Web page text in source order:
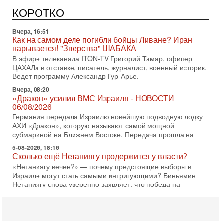
КОРОТКО
АХИ «Дракон» (Drakon), которая уже стала самой дорогой
субмариной в истории ЦАХАЛ. Но почему её
Вчера, 16:51
Как на самом деле погибли бойцы Ливане? Иран
нарывается! "Зверства" ШАБАКА
В эфире телеканала ITON-TV Григорий Тамар, офицер
ЦАХАЛа в отставке, писатель, журналист, военный историк.
Ведет программу Александр Гур-Арье.
Вчера, 08:20
«Дракон» усилил ВМС Израиля - НОВОСТИ
06/08/2026
Германия передала Израилю новейшую подводную лодку
АХИ «Дракон», которую называют самой мощной
субмариной на Ближнем Востоке. Передача прошла на
5-08-2026, 18:16
Сколько ещё Нетаниягу продержится у власти?
«Нетаниягу вечен?» — почему предстоящие выборы в
Израиле могут стать самыми интригующими? Биньямин
Нетаниягу снова уверенно заявляет, что победа на